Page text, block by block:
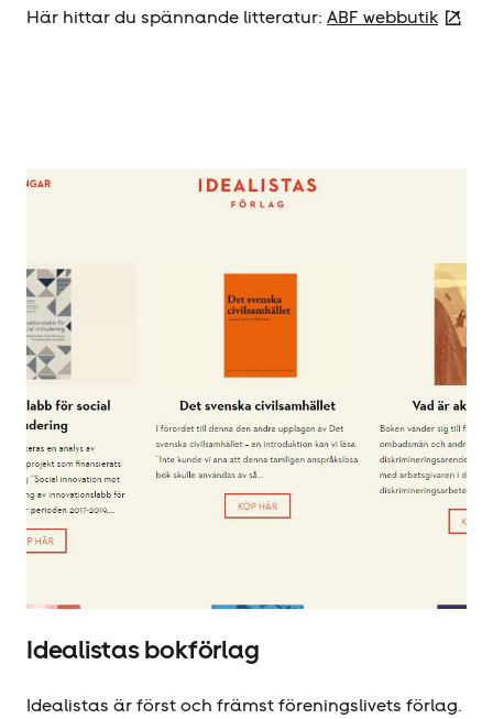
Här hittar du spännande litteratur: ABF webbutik
Idealistas bokförlag
Idealistas är först och främst föreningslivets förlag.